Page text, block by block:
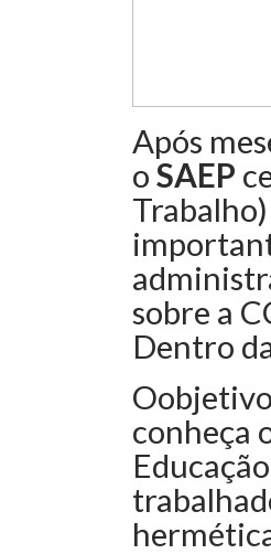
Após
o SAEP
sobre a
Dentro
conheça